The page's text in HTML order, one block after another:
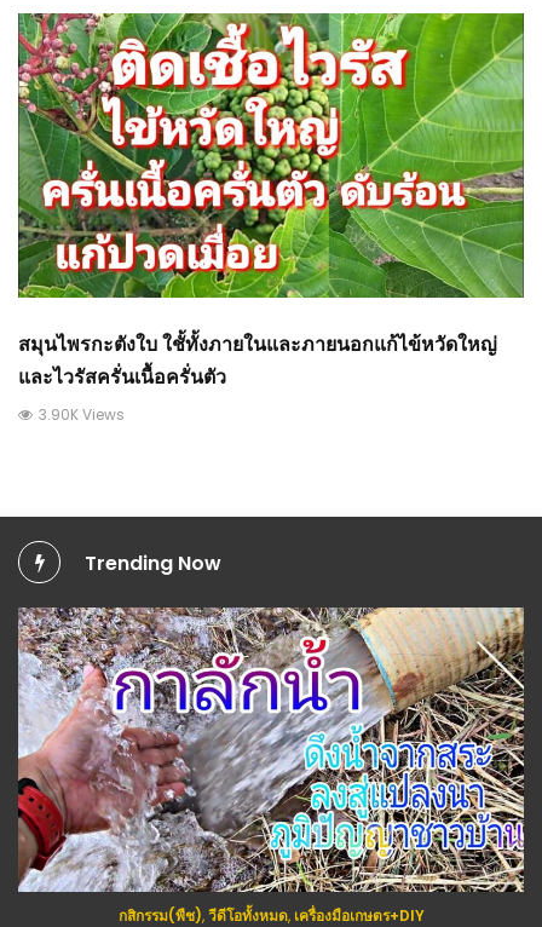
สมุนไพรกะตังใบ ใชั้ทั้งภายในและภายนอกแก้ไข้หวัดใหญ่
และไวรัสครั่นเนื้อครั่นตัว
3.90K Views
Trending Now
กสิกรรม(พืช),วีดีโอทั้งหมด, เครื่องมือเกษตร+DIY